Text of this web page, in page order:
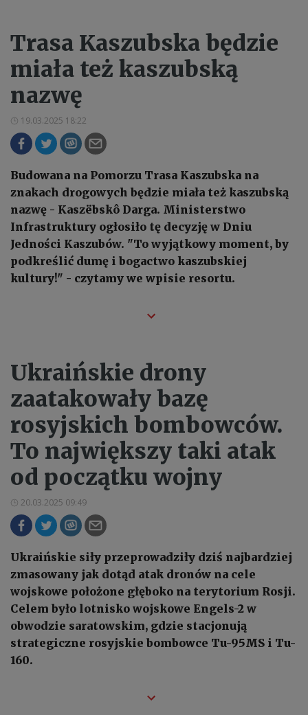
Trasa Kaszubska będzie
miała też kaszubską
nazwę
19.03.2025 18:22
Budowana na Pomorzu Trasa Kaszubska na
znakach drogowych będzie miała też kaszubską
nazwę - Kaszëbskô Darga. Ministerstwo
Infrastruktury ogłosiło tę decyzję w Dniu
Jedności Kaszubów. "To wyjątkowy moment, by
podkreślić dumę i bogactwo kaszubskiej
kultury!" - czytamy we wpisie resortu.
Ukraińskie drony
zaatakowały bazę
rosyjskich bombowców.
To największy taki atak
od początku wojny
20.03.2025 09:49
Ukraińskie siły przeprowadziły dziś najbardziej
zmasowany jak dotąd atak dronów na cele
wojskowe położone głęboko na terytorium Rosji.
Celem było lotnisko wojskowe Engels-2 w
obwodzie saratowskim, gdzie stacjonują
strategiczne rosyjskie bombowce Tu-95MS i Tu-
160.